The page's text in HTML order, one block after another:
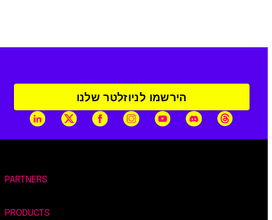
הירשמו לניוזלטר שלנו
PARTNERS
PRODUCTS